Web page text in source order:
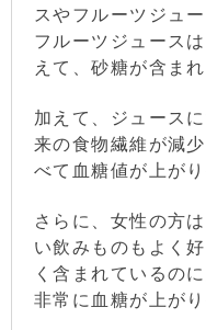
スやフルーツジュ
フルーツジュース
えて、砂糖が含ま
加えて、ジュース
来の食物繊維が減
べて血糖値が上が
さらに、女性の方
い飲みものもよく
く含まれているの
非常に血糖が上が